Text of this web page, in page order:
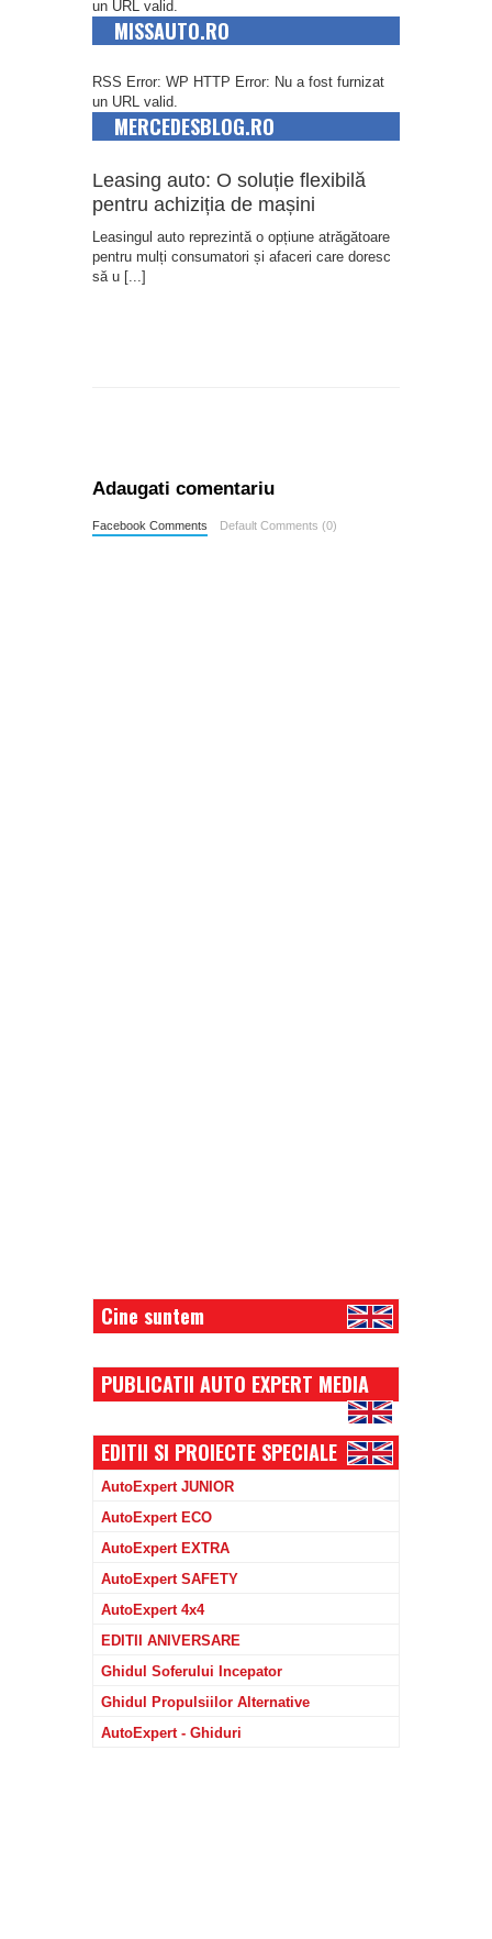
un URL valid.
MISSAUTO.RO
RSS Error: WP HTTP Error: Nu a fost furnizat
un URL valid.
MERCEDESBLOG.RO
Leasing auto: O soluție flexibilă
pentru achiziția de mașini
Leasingul auto reprezintă o opțiune atrăgătoare
pentru mulți consumatori și afaceri care doresc
să u [...]
Adaugati comentariu
Facebook Comments Default Comments (0)
Cine suntem
PUBLICATII AUTO EXPERT MEDIA
EDITII SI PROIECTE SPECIALE
AutoExpert JUNIOR
AutoExpert ECO
AutoExpert EXTRA
AutoExpert SAFETY
AutoExpert 4x4
EDITII ANIVERSARE
Ghidul Soferului Incepator
Ghidul Propulsiilor Alternative
AutoExpert - Ghiduri